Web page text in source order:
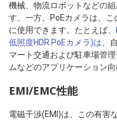
機械、物流ロボットなどの
す。一方、PoEカメラは、
に使用できます。たとえば、
低照度HDR PoEカメラ)は、
マート交通および駐車場管
ムなどのアプリケーション
EMI/EMC性能
電磁干渉(EMI)は、この有害